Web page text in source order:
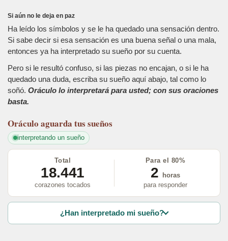
Si aún no le deja en paz
Ha leído los símbolos y se le ha quedado una sensación dentro.
Si sabe decir si esa sensación es una buena señal o una mala,
entonces ya ha interpretado su sueño por su cuenta.
Pero si le resultó confuso, si las piezas no encajan, o si le ha
quedado una duda, escriba su sueño aquí abajo, tal como lo
soñó. Oráculo lo interpretará para usted; con sus oraciones
basta.
Oráculo aguarda tus sueños
interpretando un sueño
Total
18.441
corazones tocados
Para el 80%
2
horas
para responder
¿Han interpretado mi sueño?